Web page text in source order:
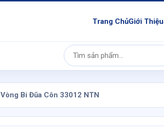
Trang ChủGiới Thiệu
Tìm
kiếm:
Vòng Bi Đũa Côn 33012 NTN